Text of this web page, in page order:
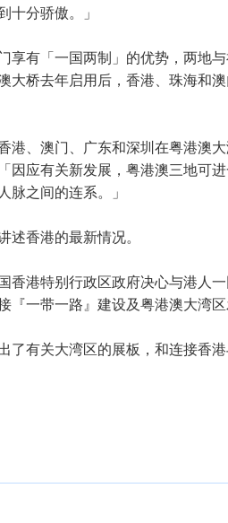
十分骄傲。」
享有「一国两制」的优势，两地
大桥去年启用后，香港、珠海和
港、澳门、广东和深圳在粤港澳
因应有关新发展，粤港澳三地可
脉之间的连系。」
述香港的最新情况。
香港特别行政区政府决心与港人
『一带一路』建设及粤港澳大湾
了有关大湾区的展板，和连接香